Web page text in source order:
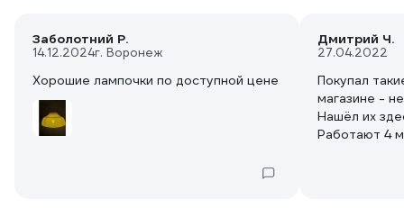
Заболотний Р.
14.12.2024г. Воронеж
Хорошие лампочки по доступной цене
Дмитрий Ч.
27.04.2022
Покупал
магазине -
Нашёл их
Работают 4